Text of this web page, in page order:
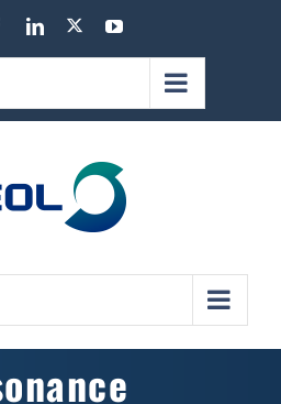
FacebookLinkedIn YouTube